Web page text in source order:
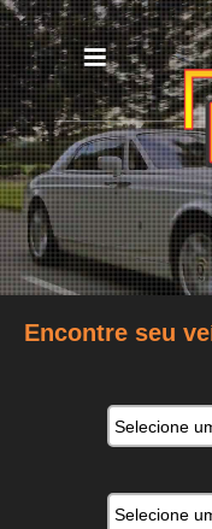
Encontre seu